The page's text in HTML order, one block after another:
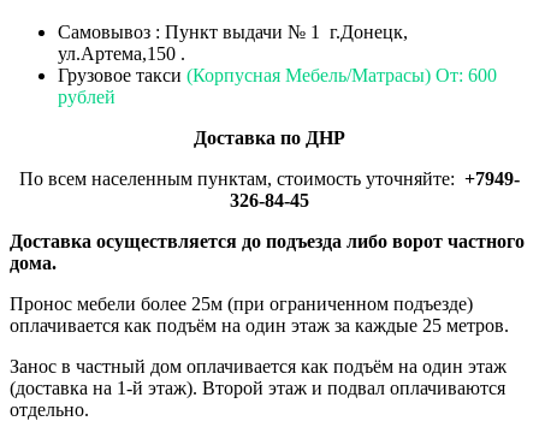
Самовывоз : Пункт выдачи № 1 г.Донецк,
ул.Артема,150 .
Грузовое такси (Корпусная Мебель/Матрасы) От: 600
рублей
Доставка по ДНР
По всем населенным пунктам, стоимость уточняйте: +7949-
326-84-45
Доставка осуществляется до подъезда либо ворот частного
дома.
Пронос мебели более 25м (при ограниченном подъезде)
оплачивается как подъём на один этаж за каждые 25 метров.
Занос в частный дом оплачивается как подъём на один этаж
(доставка на 1-й этаж). Второй этаж и подвал оплачиваются
отдельно.